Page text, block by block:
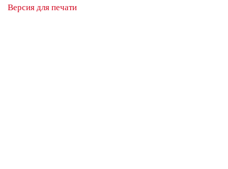
Версия для печати